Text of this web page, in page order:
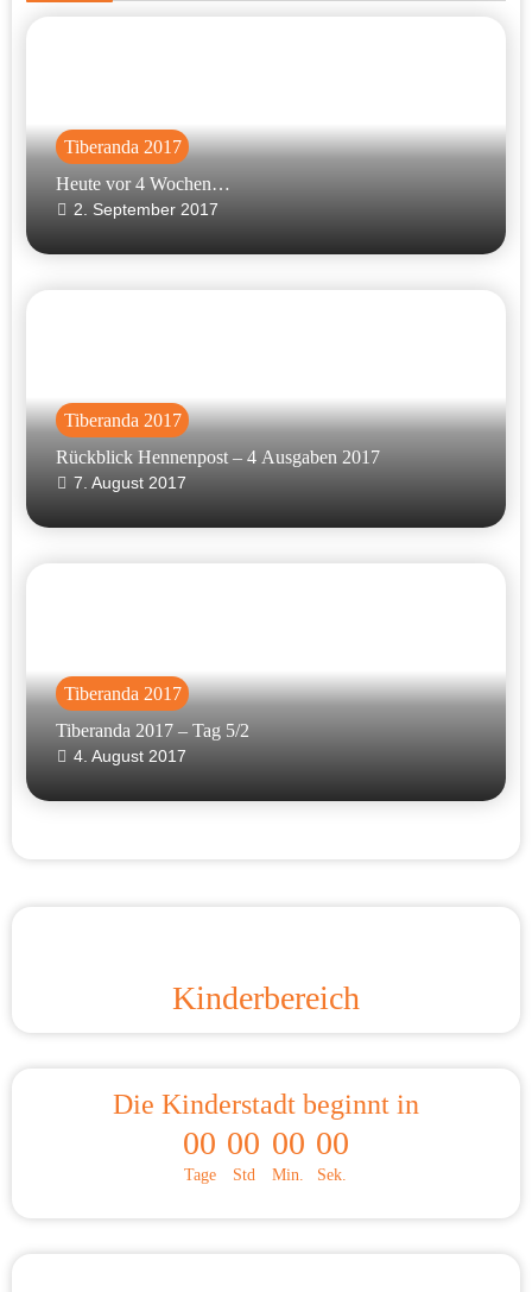
Tiberanda 2017
Heute vor 4 Wochen…
2. September 2017
Tiberanda 2017
Rückblick Hennenpost – 4 Ausgaben 2017
7. August 2017
Tiberanda 2017
Tiberanda 2017 – Tag 5/2
4. August 2017
Kinderbereich
Die Kinderstadt beginnt in
00
Tage
00
Std
00
Min.
00
Sek.